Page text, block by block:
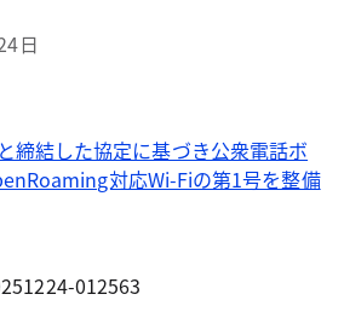
日
締結した協定に基づき公衆電話ボ
対応Wi-Fiの第1号を整備
012563